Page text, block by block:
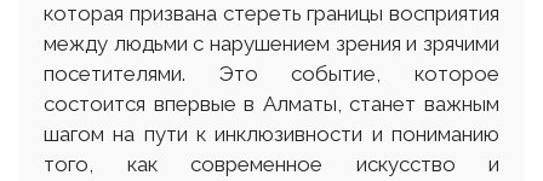
которая призвана стереть границы восприятия
между людьми с нарушением зрения и зрячими
посетителями. Это событие, которое
состоится впервые в Алматы, станет важным
шагом на пути к инклюзивности и пониманию
того, как современное искусство и